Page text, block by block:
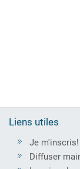
Liens utiles
Je m'inscris!
Diffuser